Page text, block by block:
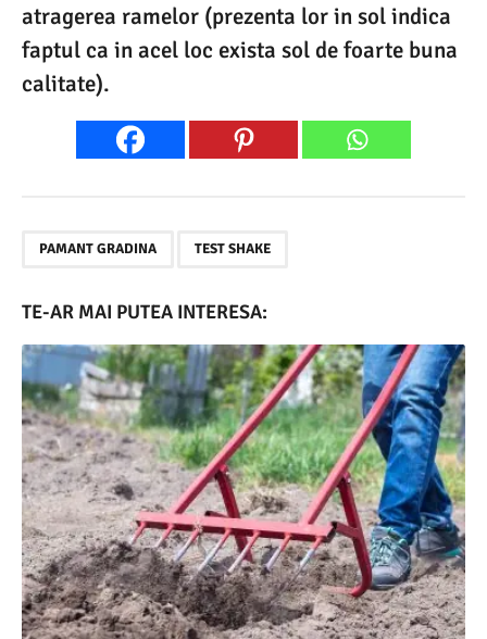
atragerea ramelor (prezenta lor in sol indica
faptul ca in acel loc exista sol de foarte buna
calitate).
PAMANT GRADINA TEST SHAKE
TE-AR MAI PUTEA INTERESA: